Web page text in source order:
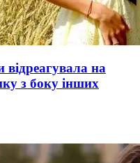
відреагувала на
з боку інших